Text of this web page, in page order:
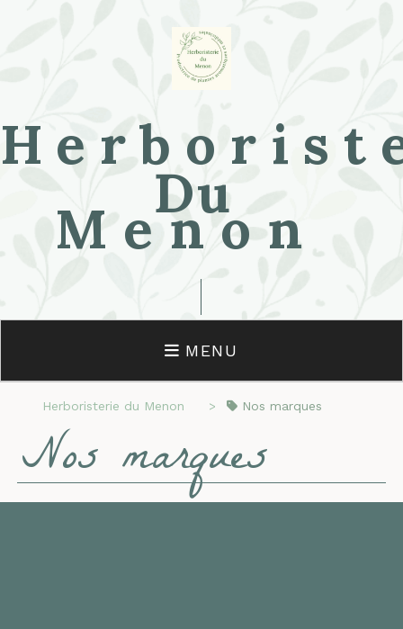
Du
Menon
MENU
Herboristerie du Menon Nos marques
Nos marques